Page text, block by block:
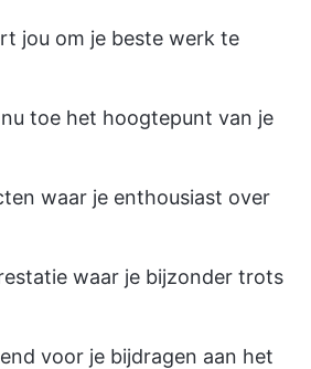
jou om je beste werk te
toe het hoogtepunt van je
waar je enthousiast over
waar je bijzonder trots
voor je bijdragen aan het